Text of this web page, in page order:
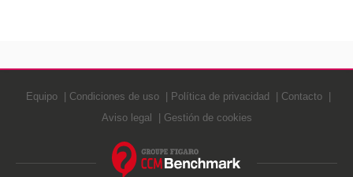
Equipo Condiciones de uso Política de privacidad
Contacto
Aviso legal
Gestión de cookies